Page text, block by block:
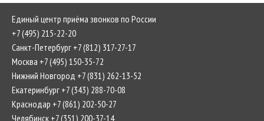
Единый центр приёма звонков по России
+7 (495) 215-22-20
Санкт-Петербург +7 (812) 317-27-17
Москва +7 (495) 150-35-72
Нижний Новгород +7 (831) 262-13-52
Екатеринбург +7 (343) 288-70-08
Краснодар +7 (861) 202-50-27
Челябинск +7 (351) 200-37-14